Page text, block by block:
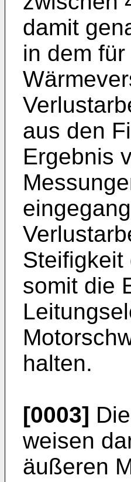
damit
in dem
aus den
Ergebnis
Steifigkeit
somit die
halten.
[0003]
weisen
äußeren